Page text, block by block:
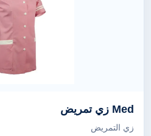
Med زي تمريض
زي التمريض